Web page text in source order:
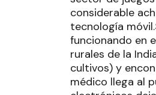
considerable
tecnología
funcionando en
rurales de la
cultivos) y
médico llega al